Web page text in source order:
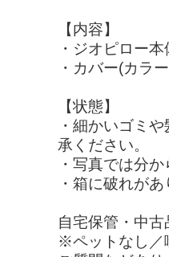
【内容】
・ジオピロー本
・カバー(カラ
【状態】
・細かいゴミ
承ください。
・写真では分
・箱に破れがあ
自宅保管・中古
※ペットなし／